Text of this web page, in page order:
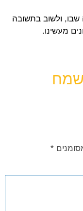
ולשוב בתשובה
מעשינו.
*